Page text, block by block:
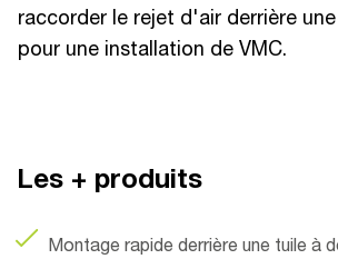
raccorder le rejet d'air derrière
pour une installation de VMC.
Les + produits
Montage rapide derrière une tuile à